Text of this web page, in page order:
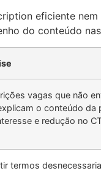
eficiente
do conteúdo
vagas que não
o conteúdo da
e redução no
termos